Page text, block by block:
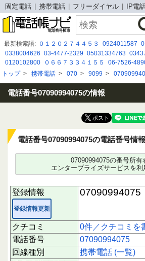
固定電話 携帯電話 フリーダイヤル IP電
最新検索語: ０１２０２７４４５３ 0924011587
0338004626 03-4477-2329 05031334763
0120102800
０６６７３３４１５５ 06-7526-
05030904537 09050829314 090 5063 0769
05017255355 0120-912-304 08015854124
050 3115 6483 0120-036-942 0923035631
トップ> 携帯電話 > 070 > 9099 >
電話番号07090994075の情報
電話番号07090994075の電話番号情報
07090994075の番号所有
エンタープライズサービスを利
登録情報
登録情報更新
07090994075
クチコミ
0件／クチコミを
電話番号
07090994075
回線種別
携帯電話 (一覧)